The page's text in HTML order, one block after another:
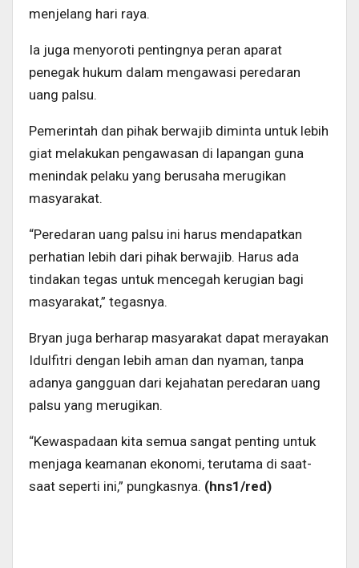
menjelang hari raya.
Ia juga menyoroti pentingnya peran aparat
penegak hukum dalam mengawasi peredaran
uang palsu.
Pemerintah dan pihak berwajib diminta untuk lebih
giat melakukan pengawasan di lapangan guna
menindak pelaku yang berusaha merugikan
masyarakat.
“Peredaran uang palsu ini harus mendapatkan
perhatian lebih dari pihak berwajib. Harus ada
tindakan tegas untuk mencegah kerugian bagi
masyarakat,” tegasnya.
Bryan juga berharap masyarakat dapat merayakan
Idulfitri dengan lebih aman dan nyaman, tanpa
adanya gangguan dari kejahatan peredaran uang
palsu yang merugikan.
“Kewaspadaan kita semua sangat penting untuk
menjaga keamanan ekonomi, terutama di saat-
saat seperti ini,” pungkasnya. (hns1/red)